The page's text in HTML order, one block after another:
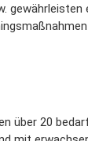
gewährleisten
über 20